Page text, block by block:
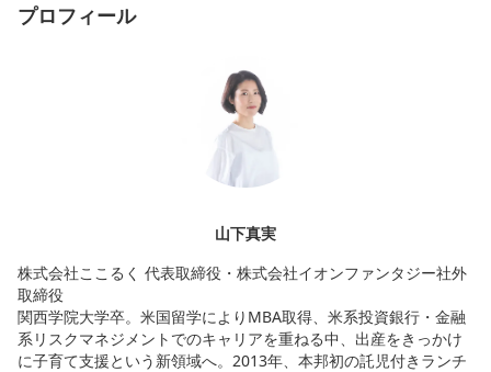
プロフィール
山下真実
株式会社ここるく 代表取締役・株式会社イオンファンタジー社外
取締役
関西学院大学卒。米国留学によりMBA取得、米系投資銀行・金融
系リスクマネジメントでのキャリアを重ねる中、出産をきっかけ
に子育て支援という新領域へ。2013年、本邦初の託児付きランチ